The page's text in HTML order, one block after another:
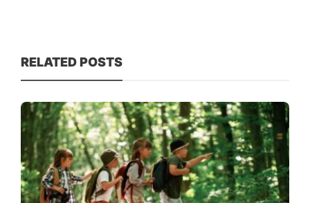
RELATED POSTS